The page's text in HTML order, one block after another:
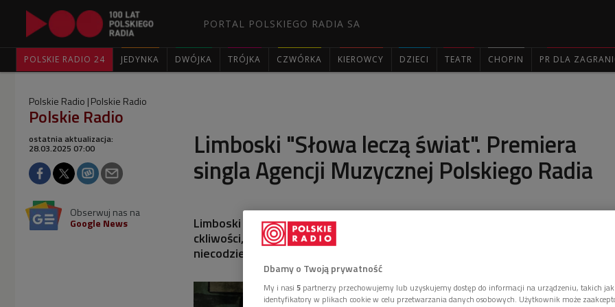
PORTAL POLSKIEGO RADIA SA
POLSKIE RADIO 24 JEDYNKA DWÓJKA TRÓJKA CZWÓRKA KIEROWCY DZIECI TEATR CHOPIN PR DLA
Polskie Radio Polskie Radio
Polskie Radio
Limboski "Słowa leczą świat". Premiera
singla Agencji Muzycznej Polskiego Radia
ostatnia aktualizacja:
28.03.2025 07:00
Obserwuj nas na
Google News
Limboski - od niedawna rodzic - rozlicza się z dziecięcymi marzeniami. Bez
ckliwości, w poetycko-filozoficznym tonie, z rockową energią i w
niecodziennym towarzystwie.
Dbamy o Twoją prywatność
My i nasi 5 partnerzy przechowujemy lub uzyskujemy dostęp do informacji na urządzeniu, takich
identyfikatory w plikach cookie w celu przetwarzania danych osobowych. Użytkownik może